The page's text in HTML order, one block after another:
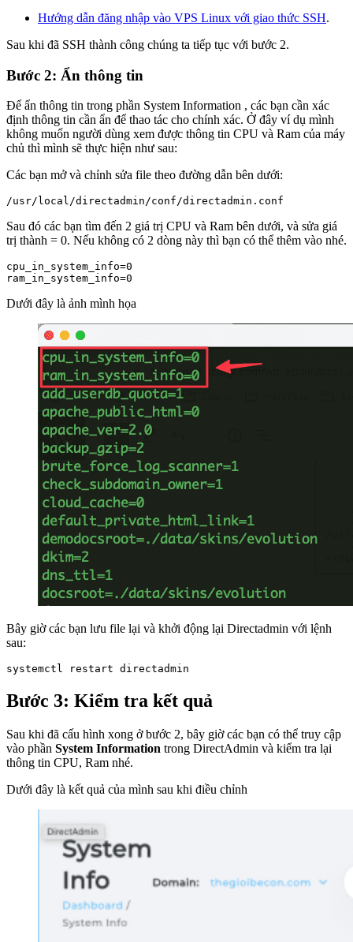
Hướng dẫn đăng nhập vào VPS Linux với giao thức SSH.
Sau khi đã SSH thành công chúng ta tiếp tục với bước 2.
Bước 2: Ẩn thông tin
Để ẩn thông tin trong phần System Information , các bạn cần xác
định thông tin cần ẩn để thao tác cho chính xác. Ở đây ví dụ mình
không muốn người dùng xem được thông tin CPU và Ram của máy
chủ thì mình sẽ thực hiện như sau:
Các bạn mở và chỉnh sửa file theo đường dẫn bên dưới:
/usr/local/directadmin/conf/directadmin.conf
Sau đó các bạn tìm đến 2 giá trị CPU và Ram bên dưới, và sửa giá
trị thành = 0. Nếu không có 2 dòng này thì bạn có thể thêm vào nhé.
cpu_in_system_info=0
ram_in_system_info=0
Dưới đây là ảnh mình họa
Bây giờ các bạn lưu file lại và khởi động lại Directadmin với lệnh
sau:
systemctl restart directadmin
Bước 3: Kiểm tra kết quả
Sau khi đã cấu hình xong ở bước 2, bây giờ các bạn có thể truy cập
vào phần System Information trong DirectAdmin và kiểm tra lại
thông tin CPU, Ram nhé.
Dưới đây là kết quả của mình sau khi điều chỉnh